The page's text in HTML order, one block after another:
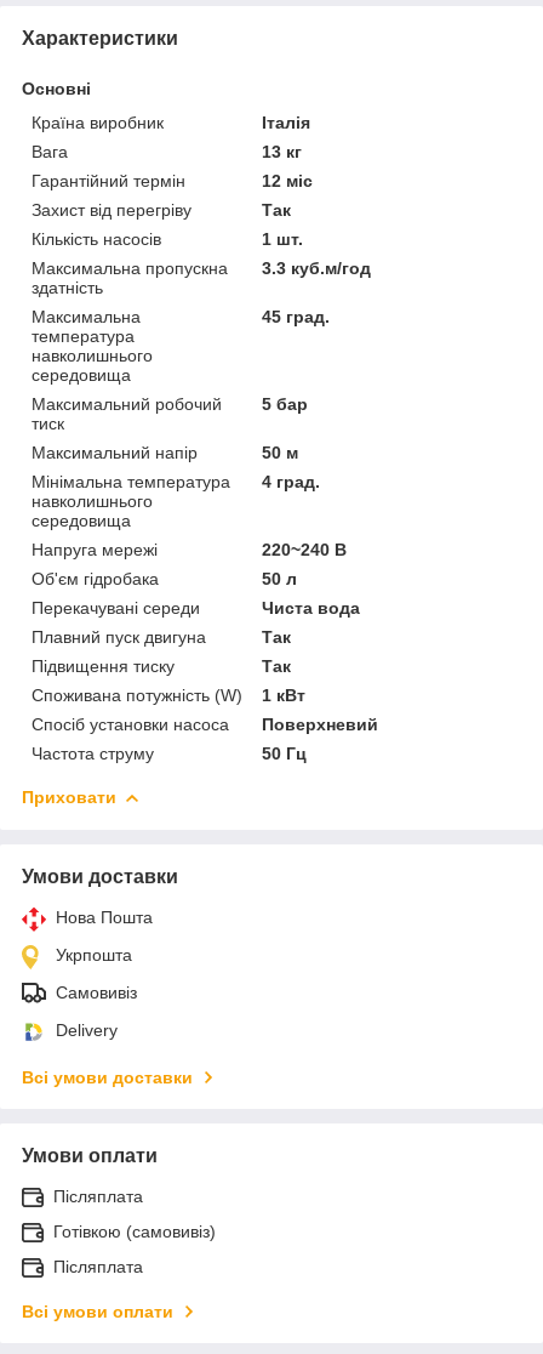
Характеристики
Основні
Країна виробник
Італія
Вага
13 кг
Гарантійний термін
12 міс
Захист від перегріву
Так
Кількість насосів
1 шт.
Максимальна пропускна
здатність
3.3 куб.м/год
Максимальна
температура
навколишнього
середовища
45 град.
Максимальний робочий
тиск
5 бар
Максимальний напір
50 м
Мінімальна температура
навколишнього
середовища
4 град.
Напруга мережі
220~240 В
Об'єм гідробака
50 л
Перекачувані середи
Чиста вода
Плавний пуск двигуна
Так
Підвищення тиску
Так
Споживана потужність (W)
1 кВт
Спосіб установки насоса
Поверхневий
Частота струму
50 Гц
Приховати
Умови доставки
Нова Пошта
Укрпошта
Самовивіз
Delivery
Всі умови доставки
Умови оплати
Післяплата
Готівкою (самовивіз)
Післяплата
Всі умови оплати